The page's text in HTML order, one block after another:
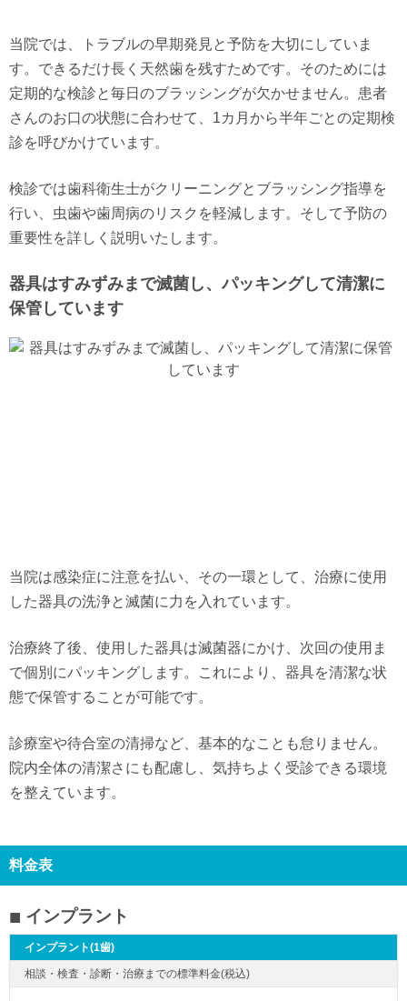
当院では、トラブルの早期発見と予防を大切にしていま
す。できるだけ長く天然歯を残すためです。そのためには
定期的な検診と毎日のブラッシングが欠かせません。患者
さんのお口の状態に合わせて、1カ月から半年ごとの定期検
診を呼びかけています。
検診では歯科衛生士がクリーニングとブラッシング指導を
行い、虫歯や歯周病のリスクを軽減します。そして予防の
重要性を詳しく説明いたします。
器具はすみずみまで滅菌し、パッキングして清潔に
保管しています
当院は感染症に注意を払い、その一環として、治療に使用
した器具の洗浄と滅菌に力を入れています。
治療終了後、使用した器具は滅菌器にかけ、次回の使用ま
で個別にパッキングします。これにより、器具を清潔な状
態で保管することが可能です。
診療室や待合室の清掃など、基本的なことも怠りません。
院内全体の清潔さにも配慮し、気持ちよく受診できる環境
を整えています。
料金表
インプラント
インプラント(1歯)